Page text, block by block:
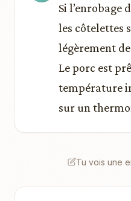
Si l’enrobage
les côtelettes
légèrement
Le porc est
température
sur un
Tu vois une